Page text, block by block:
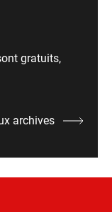
gratuits,
archives